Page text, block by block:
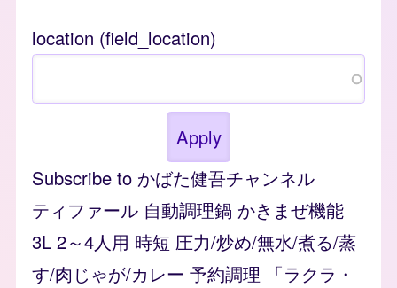
location (field_location)
Subscribe to かばた健吾チャンネル
ティファール 自動調理鍋 かきまぜ機能
3L 2～4人用 時短 圧力/炒め/無水/煮る/蒸
す/肉じゃが/カレー 予約調理 「ラクラ・